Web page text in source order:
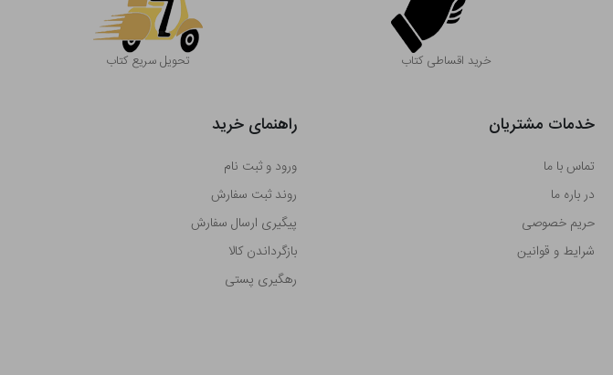
خرید اقساطی کتاب تحویل سریع کتاب
خدمات مشتریان
تماس با ما
در باره ما
حریم خصوصی
شرایط و قوانین
راهنمای خرید
ورود و ثبت نام
روند ثبت سفارش
پیگیری ارسال سفارش
بازگرداندن کالا
رهگیری پستی